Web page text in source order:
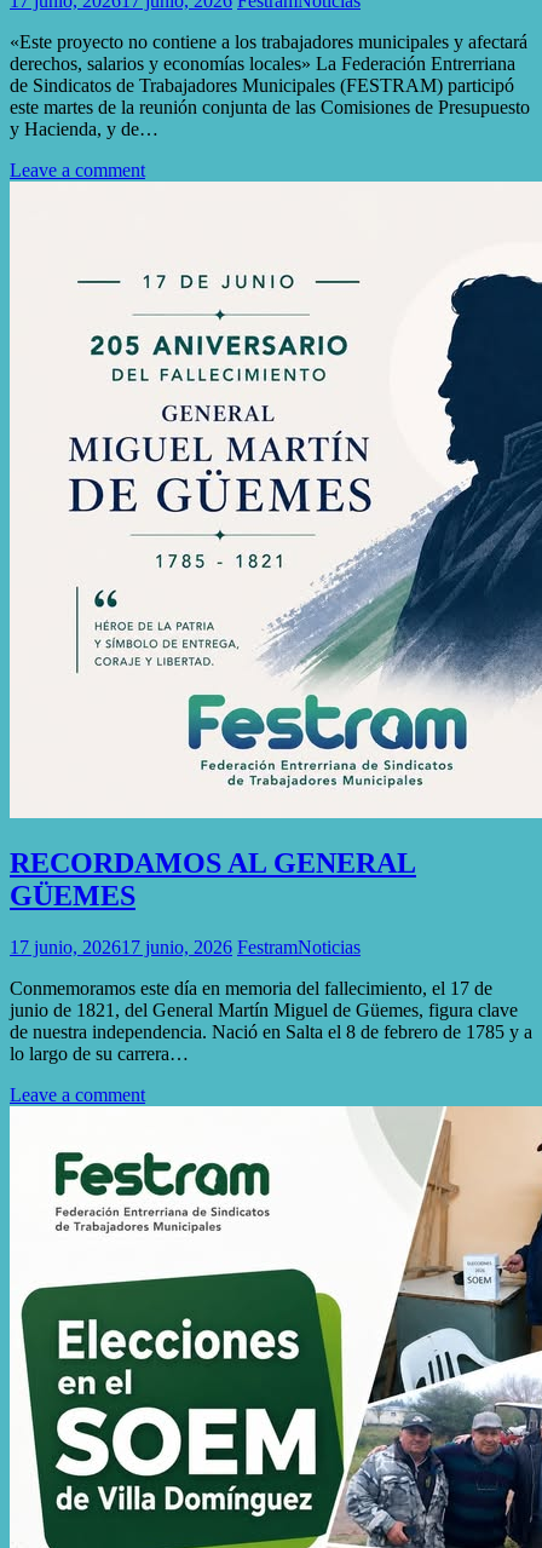
«Este proyecto no contiene a los trabajadores municipales y afectará
derechos, salarios y economías locales» La Federación Entrerriana
de Sindicatos de Trabajadores Municipales (FESTRAM) participó
este martes de la reunión conjunta de las Comisiones de Presupuesto
y Hacienda, y de…
Leave a comment
RECORDAMOS AL GENERAL
GÜEMES
17 junio, 202617 junio, 2026 FestramNoticias
Conmemoramos este día en memoria del fallecimiento, el 17 de
junio de 1821, del General Martín Miguel de Güemes, figura clave
de nuestra independencia. Nació en Salta el 8 de febrero de 1785 y a
lo largo de su carrera…
Leave a comment